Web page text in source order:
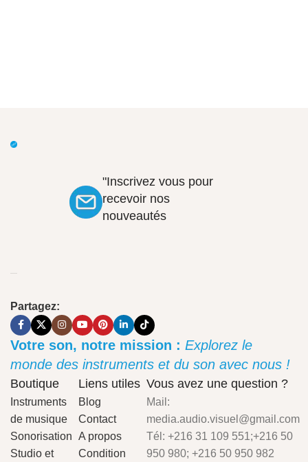
"Inscrivez vous pour
recevoir nos
nouveautés
Partagez:
Votre son, notre mission : Explorez le
monde des instruments et du son avec nous !
Boutique
Instruments
de musique
Sonorisation
Studio et
Liens utiles
Blog
Contact
A propos
Condition
Vous avez une question ?
Mail:
media.audio.visuel@gmail.com
Tél: +216 31 109 551;+216 50
950 980; +216 50 950 982